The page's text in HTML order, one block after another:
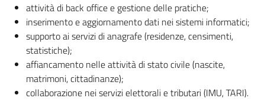
attività di back office e gestione delle pratiche;
inserimento e aggiornamento dati nei sistemi informatici;
supporto ai servizi di anagrafe (residenze, censimenti,
statistiche);
affiancamento nelle attività di stato civile (nascite,
matrimoni, cittadinanze);
collaborazione nei servizi elettorali e tributari (IMU, TARI).